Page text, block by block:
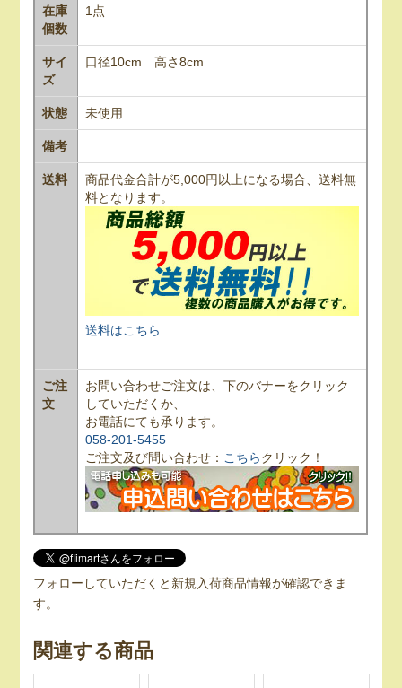
在庫
個数
1点
サイ
ズ
口径10cm 高さ8cm
状態 未使用
備考
送料
商品代金合計が5,000円以上になる場合、送料無
料となります。
送料はこちら
ご注
文
お問い合わせご注文は、下のバナーをクリック
していただくか、
お電話にても承ります。
058-201-5455
ご注文及び問い合わせ： こちらクリック！
フォローしていただくと新規入荷商品情報が確認できま
す。
関連する商品